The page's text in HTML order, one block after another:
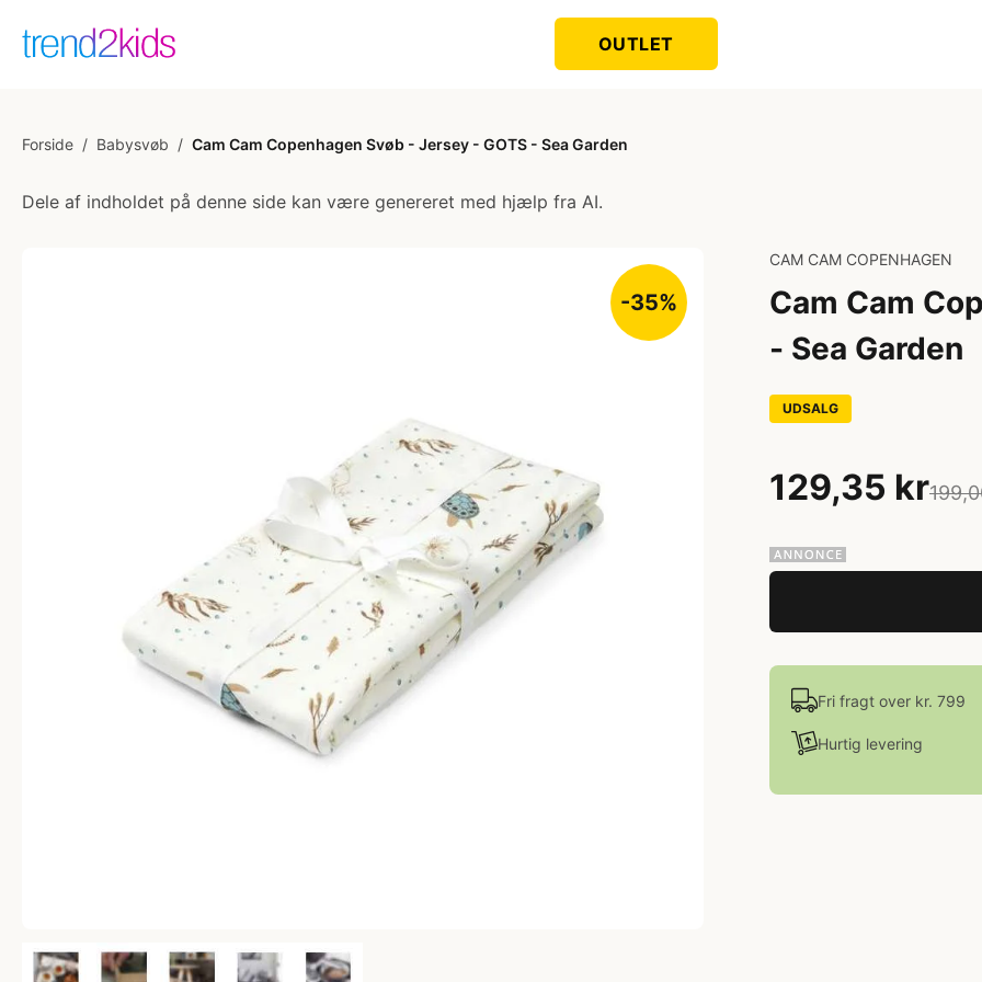
OUTLET
Forside / Babysvøb / Cam Cam Copenhagen Svøb - Jersey - GOTS - Sea Garden
Dele af indholdet på denne side kan være genereret med hjælp fra AI.
-35%
CAM CAM COPENHAGEN
Cam Cam
- Sea Garden
UDSALG
129,35 kr
Fri fragt over kr. 799
Hurtig levering